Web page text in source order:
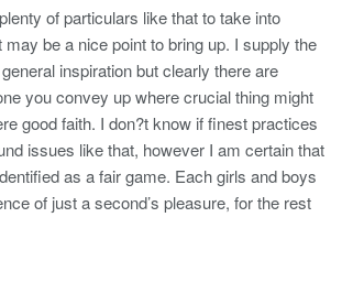
of particulars like that to take into
be a nice point to bring up. I supply the
inspiration but clearly there are
you convey up where crucial thing might
good faith. I don?t know if finest practices
issues like that, however I am certain that
as a fair game. Each girls and boys
of just a second’s pleasure, for the rest